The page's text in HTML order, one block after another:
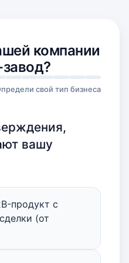
компании
завод?
свой тип бизнеса
вашу
продукт с
(от